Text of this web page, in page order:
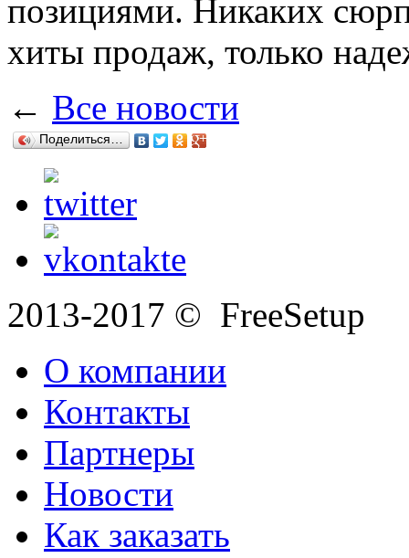
позициями. Никаких
хиты продаж, только
← Все новости
Поделиться…
2013-2017 © FreeSetup
О компании
Контакты
Партнеры
Новости
Как заказать